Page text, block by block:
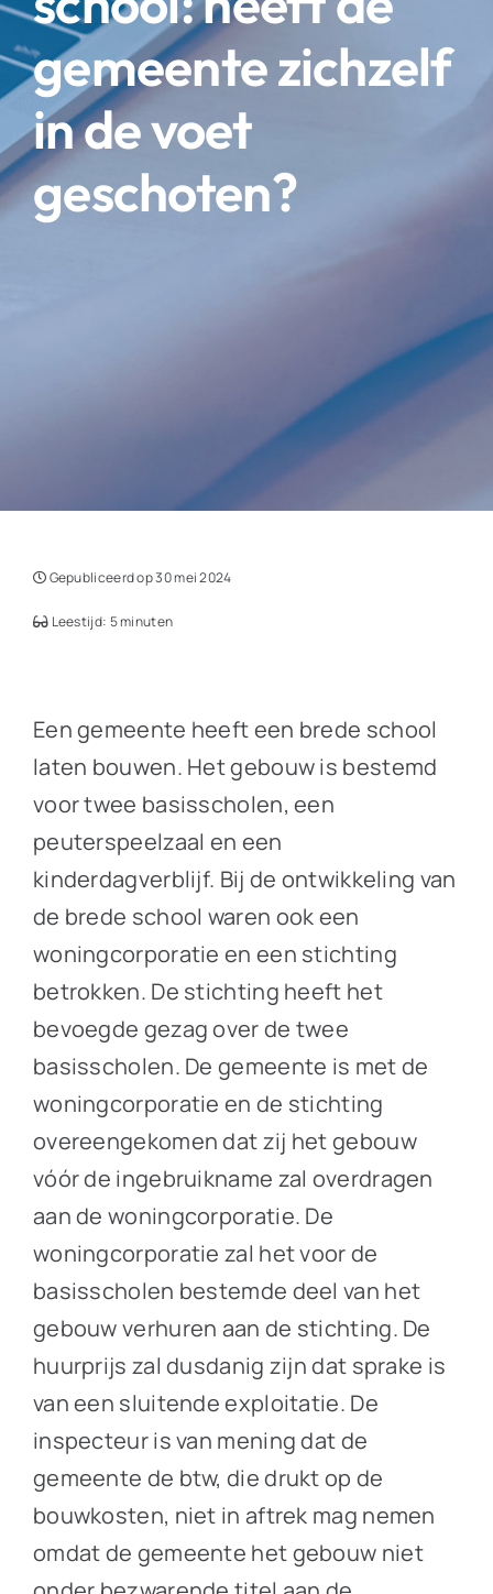
gemeente zichzelf
in de voet
geschoten?
Gepubliceerd op 30 mei 2024
Leestijd: 5 minuten
Een gemeente heeft een brede school
laten bouwen. Het gebouw is bestemd
voor twee basisscholen, een
peuterspeelzaal en een
kinderdagverblijf. Bij de ontwikkeling van
de brede school waren ook een
woningcorporatie en een stichting
betrokken. De stichting heeft het
bevoegde gezag over de twee
basisscholen. De gemeente is met de
woningcorporatie en de stichting
overeengekomen dat zij het gebouw
vóór de ingebruikname zal overdragen
aan de woningcorporatie. De
woningcorporatie zal het voor de
basisscholen bestemde deel van het
gebouw verhuren aan de stichting. De
huurprijs zal dusdanig zijn dat sprake is
van een sluitende exploitatie. De
inspecteur is van mening dat de
gemeente de btw, die drukt op de
bouwkosten, niet in aftrek mag nemen
omdat de gemeente het gebouw niet